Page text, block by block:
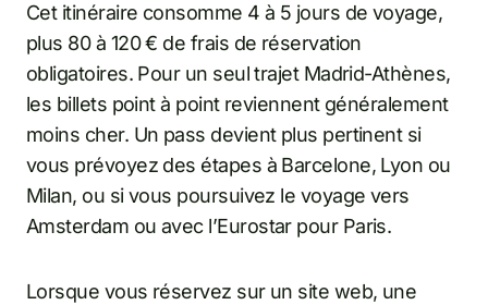
Cet itinéraire consomme 4 à 5 jours de voyage,
plus 80 à 120 € de frais de réservation
obligatoires. Pour un seul trajet Madrid-Athènes,
les billets point à point reviennent généralement
moins cher. Un pass devient plus pertinent si
vous prévoyez des étapes à Barcelone, Lyon ou
Milan, ou si vous poursuivez le voyage vers
Amsterdam ou avec l’Eurostar pour Paris.
Lorsque vous réservez sur un site web, une